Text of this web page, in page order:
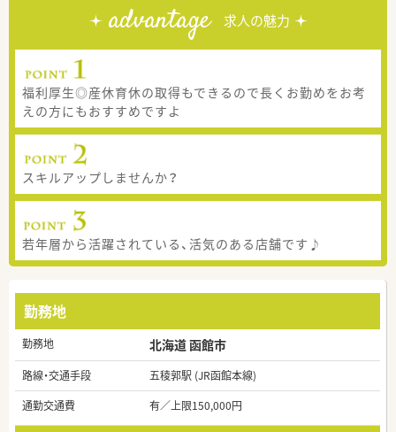
advantage 求人の魅力
福利厚生◎産休育休の取得もできるので長くお勤めをお考
えの方にもおすすめですよ
スキルアップしませんか？
若年層から活躍されている、活気のある店舗です♪
勤務地
勤務地 北海道 函館市
路線・交通手段
五稜郭駅 (JR函館本線)
通勤交通費
有／上限150,000円